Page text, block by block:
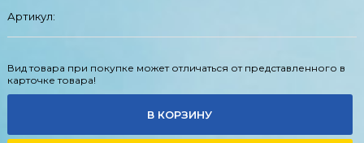
Артикул:
Вид товара при покупке может отличаться от представленного в
карточке товара!
В КОРЗИНУ